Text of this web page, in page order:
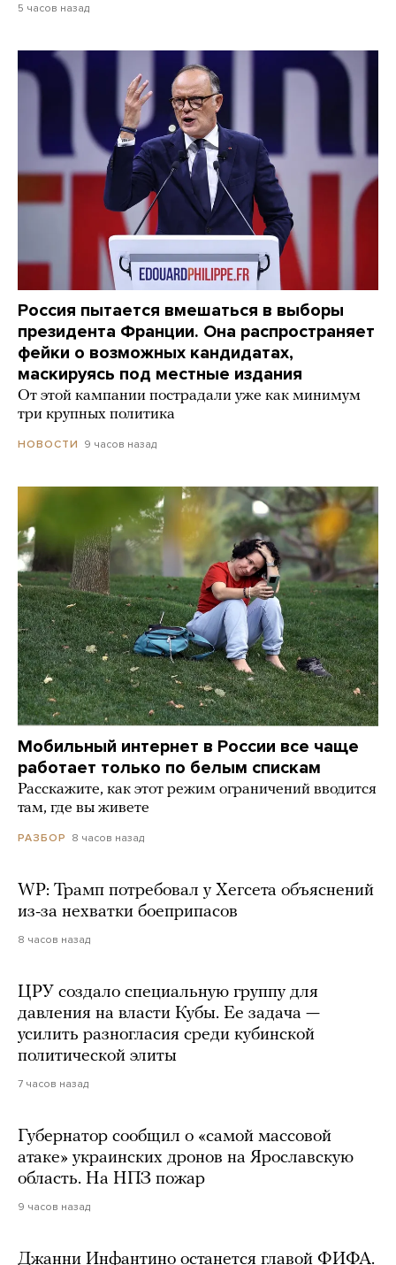
5 часов назад
Россия пытается вмешаться в выборы
президента Франции. Она распространяет
фейки о возможных кандидатах,
маскируясь под местные издания
От этой кампании пострадали уже как минимум
три крупных политика
НОВОСТИ 9 часов назад
Мобильный интернет в России все чаще
работает только по белым спискам
Расскажите, как этот режим ограничений вводится
там, где вы живете
РАЗБОР 8 часов назад
WP: Трамп потребовал у Хегсета объяснений
из-за нехватки боеприпасов
8 часов назад
ЦРУ создало специальную группу для
давления на власти Кубы. Ее задача —
усилить разногласия среди кубинской
политической элиты
7 часов назад
Губернатор сообщил о «самой массовой
атаке» украинских дронов на Ярославскую
область. На НПЗ пожар
9 часов назад
Джанни Инфантино останется главой ФИФА.